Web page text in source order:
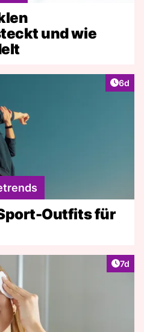
und wie
6d
Outfits für
7d